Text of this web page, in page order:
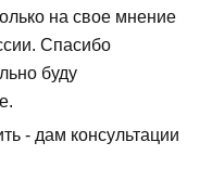
на свое мнение
Спасибо
буду
- дам консультации